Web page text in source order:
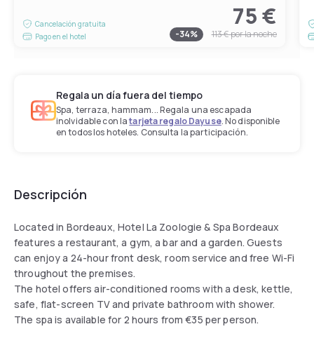
Cancelación gratuita
Pago en el hotel
75 €
-34% 113 €por la noche
Regala un día fuera del tiempo
Spa, terraza, hammam... Regala una escapada
inolvidable con latarjeta regalo Dayuse. No disponible
en todos los hoteles. Consulta la participación.
Descripción
Located in Bordeaux, Hotel La Zoologie & Spa Bordeaux
features a restaurant, a gym, a bar and a garden. Guests
can enjoy a 24-hour front desk, room service and free Wi-Fi
throughout the premises.
The hotel offers air-conditioned rooms with a desk, kettle,
safe, flat-screen TV and private bathroom with shower.
The spa is available for 2 hours from €35 per person.